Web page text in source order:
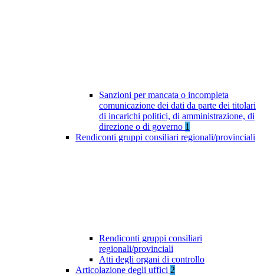
Sanzioni per mancata o incompleta
comunicazione dei dati da parte dei titolari
di incarichi politici, di amministrazione, di
direzione o di governo 1
Rendiconti gruppi consiliari regionali/provinciali
Rendiconti gruppi consiliari
regionali/provinciali
Atti degli organi di controllo
Articolazione degli uffici 2